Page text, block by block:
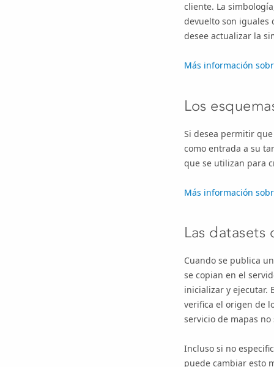
cliente. La
devuelto son iguales
desee actualizar la
Más información
Los
Si desea permitir
como entrada a su
que se utilizan para
Más información
Las
Cuando se publica
se copian en el
inicializar y ejecutar.
verifica el origen de
servicio de mapas
Incluso si no
puede cambiar esto